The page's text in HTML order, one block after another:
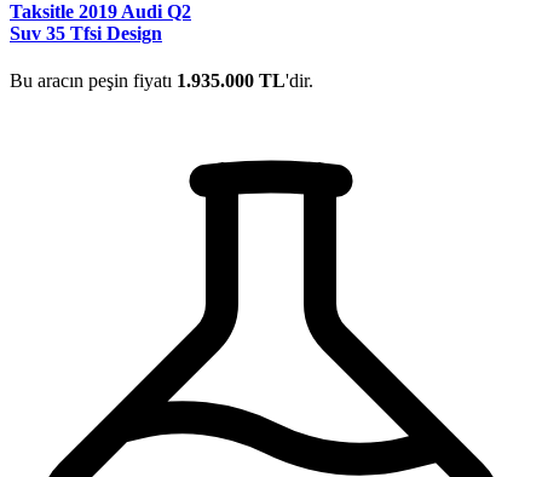
Taksitle 2019 Audi Q2
Suv 35 Tfsi Design
Bu aracın peşin fiyatı 1.935.000 TL'dir.